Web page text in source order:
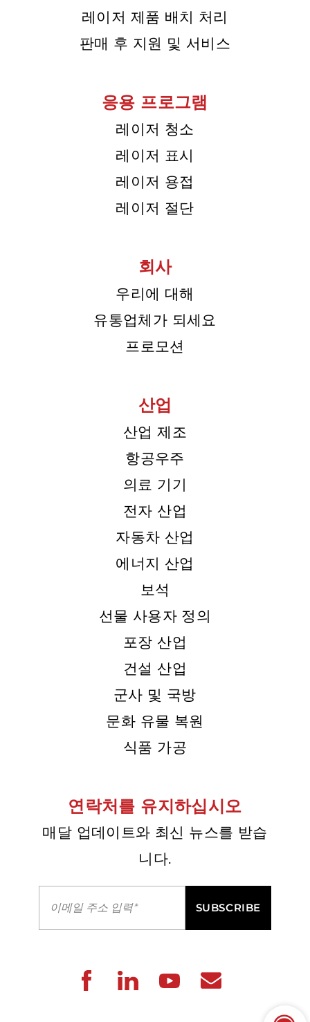
레이저 제품 배치 처리
판매 후 지원 및 서비스
응용 프로그램
레이저 청소
레이저 표시
레이저 용접
레이저 절단
회사
우리에 대해
유통업체가 되세요
프로모션
산업
산업 제조
항공우주
의료 기기
전자 산업
자동차 산업
에너지 산업
보석
선물 사용자 정의
포장 산업
건설 산업
군사 및 국방
문화 유물 복원
식품 가공
연락처를 유지하십시오
매달 업데이트와 최신 뉴스를 받습
니다.